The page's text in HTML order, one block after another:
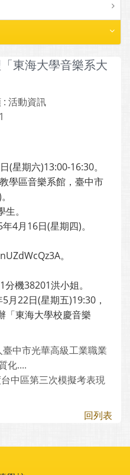
東海大學音樂系大
: 活動資訊
(星期六)13:00-16:30。
學區音樂系館，臺中市
。
4月16日(星期四)。
。
機38201洪小姐。
月22日(星期五)19:30，
「東海大學校慶音樂
中市光華高級工業職業
化....
中區第三次模擬考表現
回列表